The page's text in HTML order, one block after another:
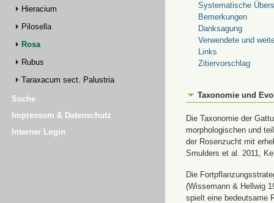
Hieracium
Pilosella
Rosa
Rubus
Taraxacum sect. Palustria
Suche
Impressum & Datenschutz
Interner Login
Systematische
Bemerkungen
Danksagung
Verwendete und
Links
Zitiervorschlag
Taxonomie und
Die Taxonomie der
morphologischen und
der Rosenzucht mit
Smulders et al. 2011,
Die
(Wissemann & Hellwig
spielt eine bedeutsame